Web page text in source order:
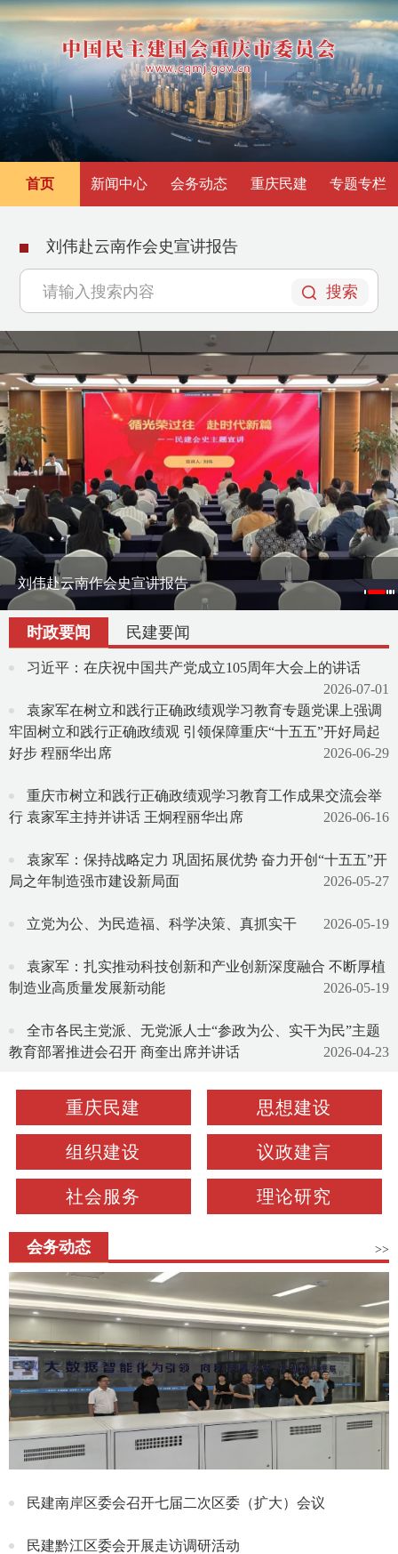
首页 新闻中心 会务动态 重庆民建 专题专栏
刘伟赴云南作会史宣讲报告
搜索
刘伟率课题组赴宁夏调研地方组织会员发展
渝滇民建书画院在昆明举办交流笔会
刘伟赴云南作会史宣讲报告
时政要闻 民建要闻
习近平：在庆祝中国共产党成立105周年大会上的讲话
2026-07-01
袁家军在树立和践行正确政绩观学习教育专题党课上强调
牢固树立和践行正确政绩观 引领保障重庆“十五五”开好局起
好步 程丽华出席
2026-06-29
重庆市树立和践行正确政绩观学习教育工作成果交流会举
行 袁家军主持并讲话 王炯程丽华出席
2026-06-16
袁家军：保持战略定力 巩固拓展优势 奋力开创“十五五”开
局之年制造强市建设新局面
2026-05-27
立党为公、为民造福、科学决策、真抓实干 2026-05-19
袁家军：扎实推动科技创新和产业创新深度融合 不断厚植
制造业高质量发展新动能
2026-05-19
全市各民主党派、无党派人士“参政为公、实干为民”主题
教育部署推进会召开 商奎出席并讲话
2026-04-23
重庆民建 思想建设
组织建设 议政建言
社会服务 理论研究
会务动态 >>
民建南岸区委会召开七届二次区委（扩大）会议
民建黔江区委会开展走访调研活动